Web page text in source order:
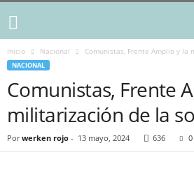
Inicio Nacional Comunistas, Frente Amplio y
NACIONAL
Comunistas, Frente
militarización de la
Por werken rojo - 13 mayo, 2024 636 0